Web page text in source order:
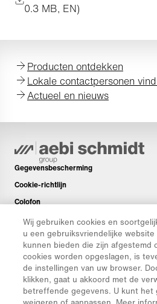
0.3 MB, EN)
Producten ontdekken
Lokale contactpersonen
Actueel en nieuws
Gegevensbescherming
Cookie-richtlijn
Colofon
Disclaimer
Nieuwsbrief
Reserveonderdelen
Downloads
CO₂-calculator
Wij gebruiken cookies en
u een gebruiksvriendelijke
kunnen bieden die zijn afgestemd
cookies worden opgeslagen, is
de instellingen van uw browser.
klikken, gaat u akkoord met de
betreffende gegevens. U kunt het